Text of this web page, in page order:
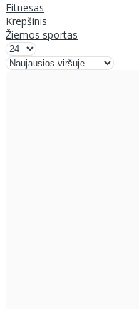
Fitnesas
Krepšinis
Žiemos sportas